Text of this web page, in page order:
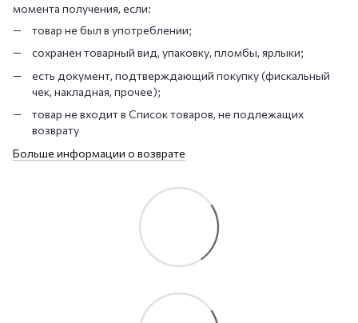
момента получения, если:
товар не был в употреблении;
сохранен товарный вид, упаковку, пломбы, ярлыки;
есть документ, подтверждающий покупку (фискальный
чек, накладная, прочее);
товар не входит в Список товаров, не подлежащих
возврату
Больше информации о возврате